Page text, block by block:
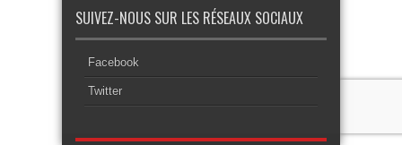
SUIVEZ-NOUS SUR LES RÉSEAUX SOCIAUX
Facebook
Twitter